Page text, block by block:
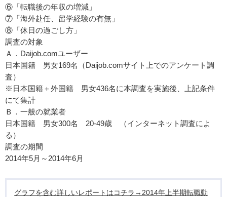
⑥「転職後の年収の増減」
⑦「海外赴任、留学経験の有無」
⑧「休日の過ごし方」
調査の対象
Ａ．Daijob.comユーザー
日本国籍 男女169名（Daijob.comサイト上でのアンケート調
査）
※日本国籍＋外国籍 男女436名に本調査を実施後、上記条件
にて集計
Ｂ．一般の就業者
日本国籍 男女300名 20-49歳 （インターネット調査によ
る）
調査の期間
2014年5月～2014年6月
グラフを含む詳しいレポートはコチラ→2014年上半期転職動